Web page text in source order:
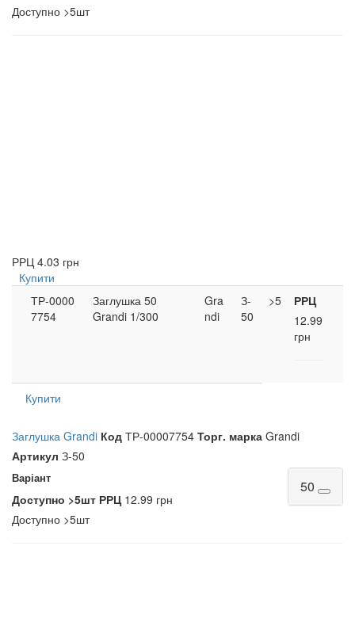
Доступно >5шт
РРЦ 4.03 грн
Купити
ТР-0000
7754
Заглушка 50
Grandi 1/300
Gra
ndi
З-
50
>5
РРЦ
12.99
грн
Купити
Заглушка Grandi Код ТР-00007754 Торг. марка Grandi
Артикул З-50
Варіант 50
Доступно >5шт РРЦ12.99 грн
Доступно >5шт